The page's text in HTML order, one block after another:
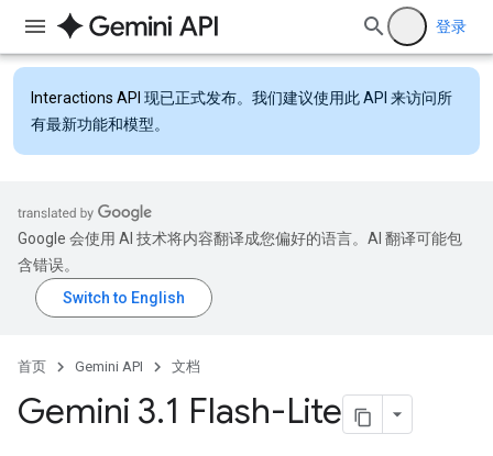
登录
Interactions API 现已正式发布。我们建议使用此 API 来访问所
有最新功能和模型。
Google 会使用 AI 技术将内容翻译成您偏好的语言。AI 翻译可能包
含错误。
首页 Gemini API 文档
Gemini 3.1 Flash-Lite